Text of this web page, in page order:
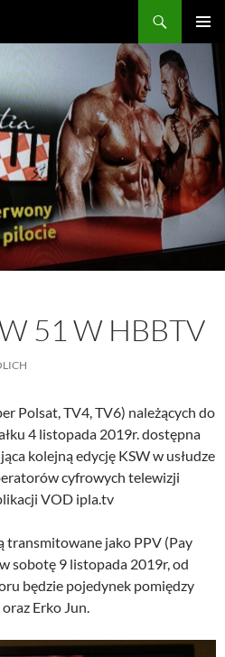
MENU
51 W HBBTV
Polsat, TV4, TV6) należących do
4 listopada 2019r. dostępna
kolejną edycję KSW w usłudze
cyfrowych telewizji
VOD ipla.tv
transmitowane jako PPV (Pay
sobotę 9 listopada 2019r, od
będzie pojedynek pomiędzy
Erko Jun.